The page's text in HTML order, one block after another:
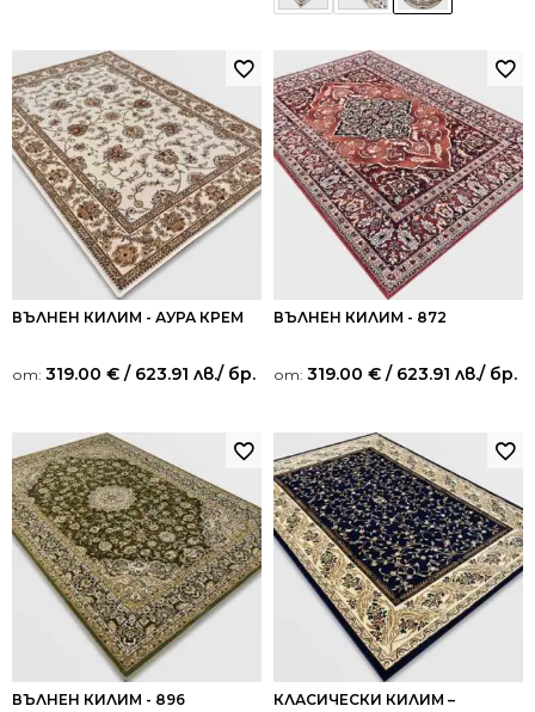
ВЪЛНЕН КИЛИМ - АУРА КРЕМ
от: 319.00 € / 623.91 лв./ бр.
ВЪЛНЕН КИЛИМ - 872
от: 319.00 € / 623.91 лв./ бр.
ВЪЛНЕН КИЛИМ - 896
КЛАСИЧЕСКИ КИЛИМ –